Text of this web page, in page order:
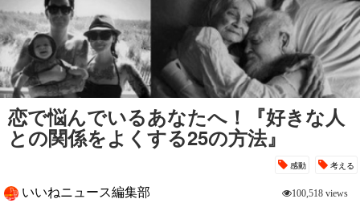
恋で悩んでいるあなたへ！『好きな人
との関係をよくする25の方法』
感動 考える
いいねニュース編集部 100,518 views